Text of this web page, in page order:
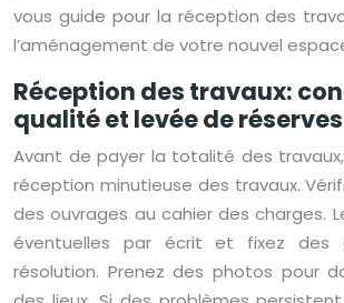
vous guide pour la réception des
l’aménagement de votre nouvel
Réception des travaux:
qualité et levée de réserves
Avant de payer la totalité des
réception minutieuse des travaux.
des ouvrages au cahier des charges.
éventuelles par écrit et fixez des
résolution. Prenez des photos pour